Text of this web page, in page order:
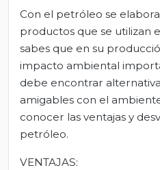
Con el petróleo se
productos que se utilizan
sabes que en su
impacto ambiental
debe encontrar
amigables con el
conocer las ventajas y
petróleo.
VENTAJAS: